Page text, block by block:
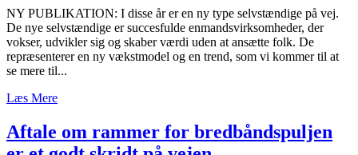
NY PUBLIKATION: I disse år er en ny type selvstændige på vej.
De nye selvstændige er succesfulde enmandsvirksomheder, der
vokser, udvikler sig og skaber værdi uden at ansætte folk. De
repræsenterer en ny vækstmodel og en trend, som vi kommer til at
se mere til...
Læs Mere
Aftale om rammer for bredbåndspuljen